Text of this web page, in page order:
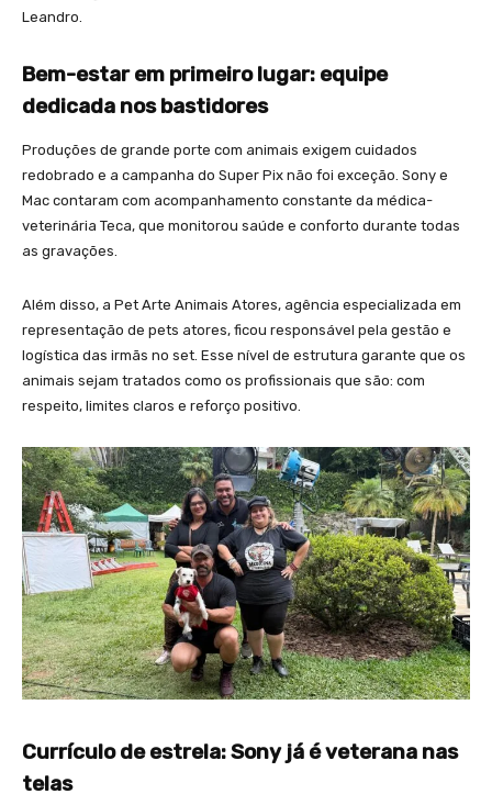
Leandro.
Bem-estar em primeiro lugar: equipe
dedicada nos bastidores
Produções de grande porte com animais exigem cuidados
redobrado e a campanha do Super Pix não foi exceção. Sony e
Mac contaram com acompanhamento constante da médica-
veterinária Teca, que monitorou saúde e conforto durante todas
as gravações.
Além disso, a Pet Arte Animais Atores, agência especializada em
representação de pets atores, ficou responsável pela gestão e
logística das irmãs no set. Esse nível de estrutura garante que os
animais sejam tratados como os profissionais que são: com
respeito, limites claros e reforço positivo.
Currículo de estrela: Sony já é veterana nas
telas